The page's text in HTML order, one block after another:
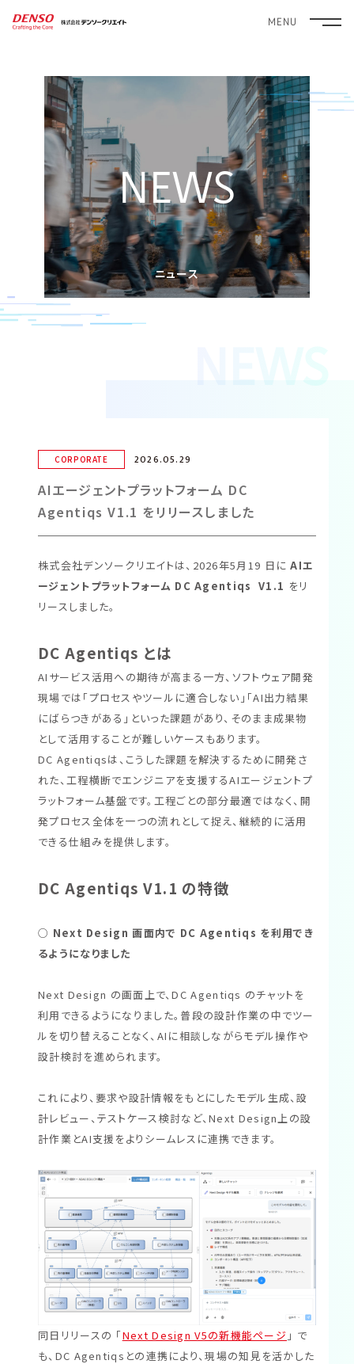
MENU
NEWS
ニュース
NEWS
CORPORATE 2026.05.29
AIエージェントプラットフォーム DC
Agentiqs V1.1 をリリースしました
株式会社デンソークリエイトは、2026年5月19 日にAIエ
ージェントプラットフォーム DC Agentiqs V1.1 をリ
リースしました。
DC Agentiqs とは
AIサービス活用への期待が高まる一方、ソフトウェア開発
現場では「プロセスやツールに適合しない」「AI出力結果
にばらつきがある」といった課題があり、そのまま成果物
として活用することが難しいケースもあります。
DC Agentiqsは、こうした課題を解決するために開発さ
れた、工程横断でエンジニアを支援するAIエージェントプ
ラットフォーム基盤です。工程ごとの部分最適ではなく、開
発プロセス全体を一つの流れとして捉え、継続的に活用
できる仕組みを提供します。
DC Agentiqs V1.1 の特徴
○ Next Design 画面内で DC Agentiqs を利用でき
るようになりました
Next Design の画面上で、DC Agentiqs のチャットを
利用できるようになりました。普段の設計作業の中でツー
ルを切り替えることなく、AIに相談しながらモデル操作や
設計検討を進められます。
これにより、要求や設計情報をもとにしたモデル生成、設
計レビュー、テストケース検討など、Next Design上の設
計作業とAI支援をよりシームレスに連携できます。
同日リリースの 「Next Design V5の新機能ページ 」 で
も、DC Agentiqsとの連携により、現場の知見を活かした